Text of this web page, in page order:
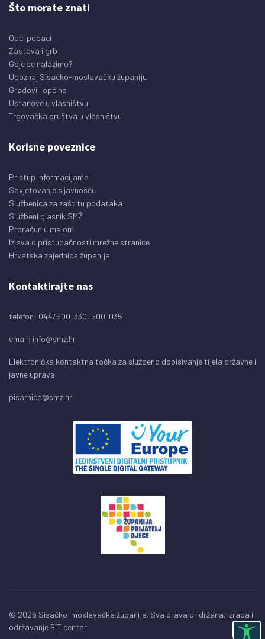
Što morate znati
Opći podaci
Zastava i grb
Gdje se nalazimo?
Upoznaj Sisačko-moslavačku županiju
Gradovi i općine
Ustanove u vlasništvu
Trgovačka društva u vlasništvu
Korisne poveznice
Pristup informacijama
Savjetovanje s javnošću
Službenica za zaštitu podataka
Službeni glasnik SMŽ
Proračun u malom
Izjava o pristupačnosti mrežne stranice
Hrvatska zajednica županija
Kontaktirajte nas
telefon: 044/500-330, 500-035
email: info@smz.hr
Elektronička kontaktna točka za službeno dopisivanje tijela državne i
javne uprave:
pisarnica@smz.hr
© 2026 Sisačko-moslavačka županija. Sva prava pridržana. Izrada i
održavanje BIT centar